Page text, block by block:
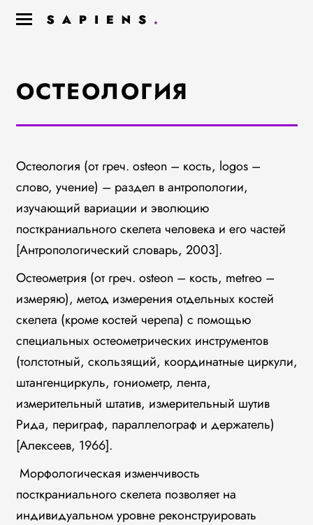
ОСТЕОЛОГИЯ
Остеология (от греч. osteon – кость, logos –
слово, учение) – раздел в антропологии,
изучающий вариации и эволюцию
посткраниального скелета человека и его частей
[Антропологический словарь, 2003].
Остеометрия (от греч. osteon – кость, metreo –
измеряю), метод измерения отдельных костей
скелета (кроме костей черепа) с помощью
специальных остеометрических инструментов
(толстотный, скользящий, координатные циркули,
штангенциркуль, гониометр, лента,
измерительный штатив, измерительный шутив
Рида, периграф, параллелограф и держатель)
[Алексеев, 1966].
Морфологическая изменчивость
посткраниального скелета позволяет на
индивидуальном уровне реконструировать